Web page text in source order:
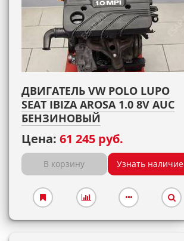
ДВИГАТЕЛЬ VW POLO LUPO
SEAT IBIZA AROSA 1.0 8V AUC
БЕНЗИНОВЫЙ
Цена: 61 245 руб.
В корзину Узнать наличие